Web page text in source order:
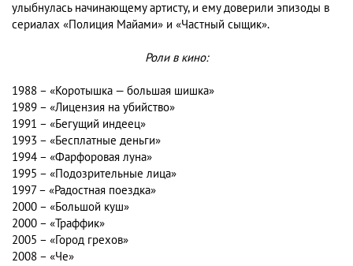
улыбнулась начинающему артисту, и ему доверили эпизоды в
сериалах «Полиция Майами» и «Частный сыщик».
Роли в кино:
1988 – «Коротышка — большая шишка»
1989 – «Лицензия на убийство»
1991 – «Бегущий индеец»
1993 – «Бесплатные деньги»
1994 – «Фарфоровая луна»
1995 – «Подозрительные лица»
1997 – «Радостная поездка»
2000 – «Большой куш»
2000 – «Траффик»
2005 – «Город грехов»
2008 – «Че»